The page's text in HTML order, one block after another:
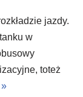
jazdy.
w
toteż